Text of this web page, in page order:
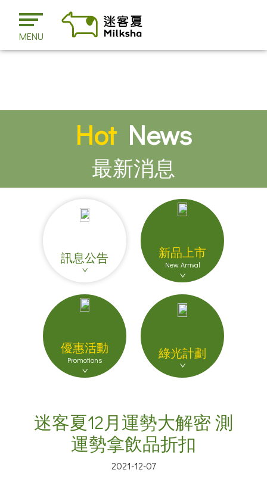
MENU
HotNews
最新消息
訊息公告 新品上市
New Arrival
優惠活動
Promotions 綠光計劃
迷客夏12月運勢大解密 測
運勢拿飲品折扣
2021-12-07